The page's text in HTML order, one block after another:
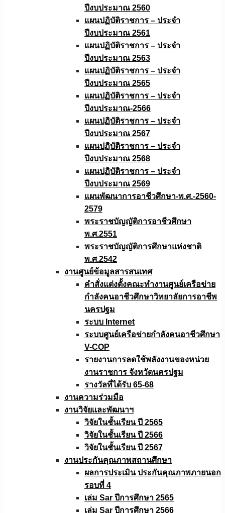
ปีงบประมาณ 2560
แผนปฏิบัติราชการ – ประจำ
ปีงบประมาณ 2561
แผนปฏิบัติราชการ – ประจำ
ปีงบประมาณ 2563
แผนปฏิบัติราชการ – ประจำ
ปีงบประมาณ 2565
แผนปฏิบัติราชการ – ประจำ
ปีงบประมาณ-2566
แผนปฏิบัติราชการ – ประจำ
ปีงบประมาณ 2567
แผนปฏิบัติราชการ – ประจำ
ปีงบประมาณ 2568
แผนปฏิบัติราชการ – ประจำ
ปีงบประมาณ 2569
แผนพัฒนาการอาชีวศึกษา-พ.ศ.-2560-
2579
พระราชบัญญัติการอาชีวศึกษา
พ.ศ.2551
พระราชบัญญัติการศึกษาแห่งชาติ
พ.ศ.2542
งานศูนย์ข้อมูลสารสนเทศ
คำสั่งแต่งตั้งคณะทำงานศูนย์เครือข่าย
กำลังคนอาชีวศึกษาวิทยาลัยการอาชีพ
นครปฐม
ระบบ Internet
ระบบศูนย์เครือข่ายกำลังคนอาชีวศึกษา
V-COP
รายงานการลดใช้พลังงานของหน่วย
งานราชการ จังหวัดนครปฐม
รางวัลที่ได้รับ 65-68
งานความร่วมมือ
งานวิจัยเเละพัฒนาฯ
วิจัยในชั้นเรียน ปี 2565
วิจัยในชั้นเรียน ปี 2566
วิจัยในชั้นเรียน ปี 2567
งานประกันคุณภาพสถานศึกษา
ผลการประเมิน ประกันคุณภาพภายนอก
รอบที่ 4
เล่ม Sar ปีการศึกษา 2565
เล่ม Sar ปีการศึกษา 2566